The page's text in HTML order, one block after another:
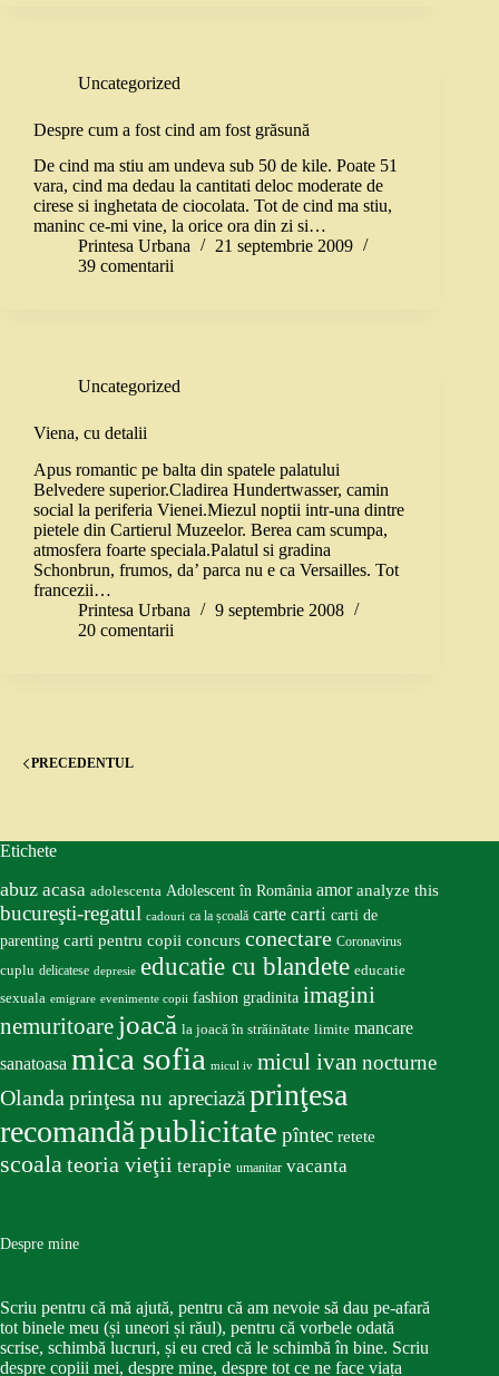
Uncategorized
Despre cum a fost cind am fost grăsună
De cind ma stiu am undeva sub 50 de kile. Poate 51
vara, cind ma dedau la cantitati deloc moderate de
cirese si inghetata de ciocolata. Tot de cind ma stiu,
maninc ce-mi vine, la orice ora din zi si…
Printesa Urbana
21 septembrie 2009
39 comentarii
Uncategorized
Viena, cu detalii
Apus romantic pe balta din spatele palatului
Belvedere superior.Cladirea Hundertwasser, camin
social la periferia Vienei.Miezul noptii intr-una dintre
pietele din Cartierul Muzeelor. Berea cam scumpa,
atmosfera foarte speciala.Palatul si gradina
Schonbrun, frumos, da’ parca nu e ca Versailles. Tot
francezii…
Printesa Urbana
9 septembrie 2008
20 comentarii
PRECEDENTUL
Etichete
abuz acasa adolescenta Adolescent în România amor analyze this
bucureşti-regatul cadouri ca la școală carte carti carti de
parenting carti pentru copii concurs conectare Coronavirus
cuplu delicatese depresie educatie cu blandete educatie
sexuala emigrare evenimente copii fashion gradinita imagini
nemuritoare joacă la joacă în străinătate limite mancare
sanatoasa mica sofia micul iv micul ivan nocturne
Olandaprinţesa nu apreciazăprinţesa
recomandăpublicitate pîntec retete
scoalateoria vieţii terapie umanitar vacanta
Despre mine
Scriu pentru că mă ajută, pentru că am nevoie să dau pe-afară
tot binele meu (și uneori și răul), pentru că vorbele odată
scrise, schimbă lucruri, și eu cred că le schimbă în bine. Scriu
despre copiii mei, despre mine, despre tot ce ne face viața